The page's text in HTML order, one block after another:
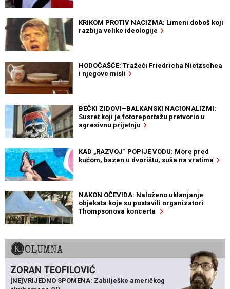
KRIKOM PROTIV NACIZMA: Limeni doboš koji
razbija velike ideologije
HODOČAŠĆE: Tražeći Friedricha Nietzschea
i njegove misli
BEČKI ZIDOVI–BALKANSKI NACIONALIZMI:
Susret koji je fotoreportažu pretvorio u
agresivnu prijetnju
KAD „RAZVOJ“ POPIJE VODU: More pred
kućom, bazen u dvorištu, suša na vratima
NAKON OČEVIDA: Naloženo uklanjanje
objekata koje su postavili organizatori
Thompsonova koncerta
KOLUMNA
ZORAN TEOFILOVIĆ
[NE]VRIJEDNO SPOMENA: Zabilješke američkog